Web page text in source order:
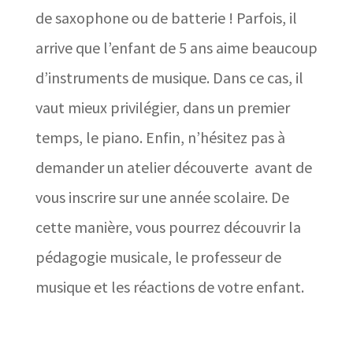
de saxophone ou de batterie ! Parfois, il
arrive que l’enfant de 5 ans aime beaucoup
d’instruments de musique. Dans ce cas, il
vaut mieux privilégier, dans un premier
temps, le piano. Enfin, n’hésitez pas à
demander un atelier découverte avant de
vous inscrire sur une année scolaire. De
cette manière, vous pourrez découvrir la
pédagogie musicale, le professeur de
musique et les réactions de votre enfant.